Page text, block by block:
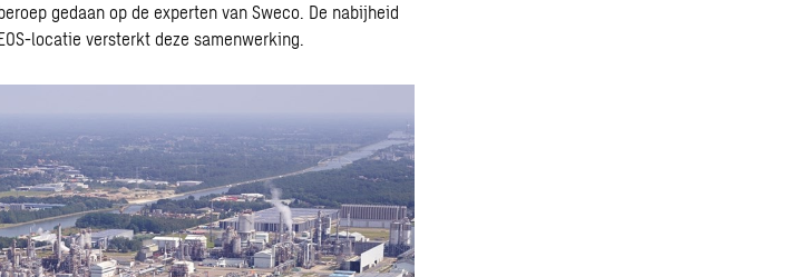
gedaan op de experten van Sweco. De nabijheid
locatie versterkt deze samenwerking.